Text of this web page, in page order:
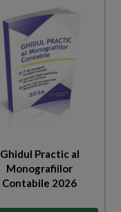
Ghidul Practic al
Monografiilor
Contabile 2026